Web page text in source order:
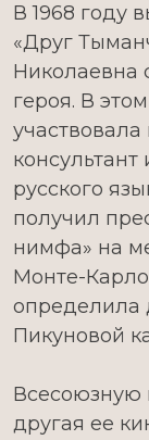
В 1968 году
«Друг
Николаевна
героя. В
участвовала
русского
получил
нимфа» на
Монте-
определила
Пикуновой
Всесоюзную
другая ее